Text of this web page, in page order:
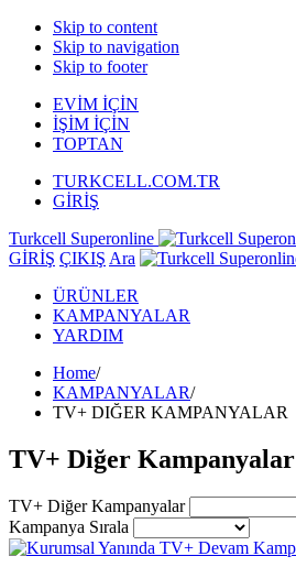
Skip to content
Skip to navigation
Skip to footer
EVİM İÇİN
İŞİM İÇİN
TOPTAN
TURKCELL.COM.TR
GİRİŞ
Turkcell Superonline
GİRİŞ ÇIKIŞ Ara
ÜRÜNLER
KAMPANYALAR
YARDIM
Home/
KAMPANYALAR/
TV+ DIĞER KAMPANYALAR
TV+ Diğer Kampanyalar
TV+ Diğer Kampanyalar
Kampanya Sırala